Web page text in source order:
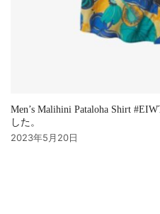
Men’s Malihini Pataloha Shirt
した。
2023年5月20日